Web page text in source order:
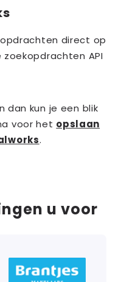
direct op
zoekopdrachten API
dan kun je een blik
voor het opslaan
.
u voor